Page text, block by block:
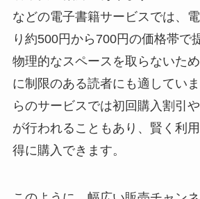
などの電子書籍サービスでは、
り約500円から700円の価格帯で
物理的なスペースを取らないた
に制限のある読者にも適してい
らのサービスでは初回購入割引
が行われることもあり、賢く利
得に購入できます。